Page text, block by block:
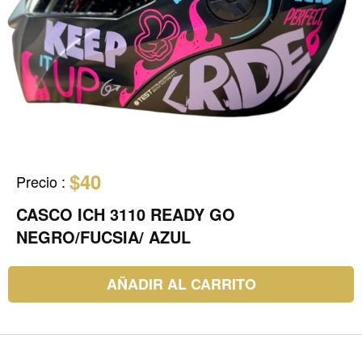
Precio : $40
CASCO ICH 3110 READY GO
NEGRO/FUCSIA/ AZUL
AÑADIR AL CARRITO